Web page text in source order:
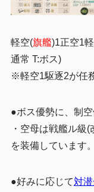
軽空(旗艦)1正空1
通常 T:ボス)
※軽空1駆逐2が任
●ボス優勢に、制
・空母は戦艦ル級
を装備しています。
●好みに応じて対